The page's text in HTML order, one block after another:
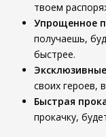
твоем
Упрощенное
получаешь,
быстрее.
своих героев,
Быстрая
прокачку,